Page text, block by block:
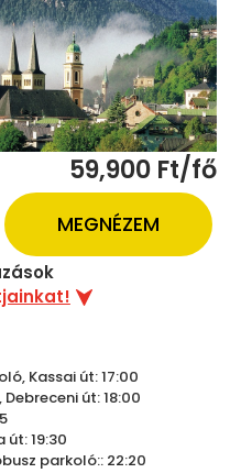
59,900 Ft/fő
MEGNÉZEM
Kassai út: 17:00
út: 18:00
19:30
parkoló:: 22:20